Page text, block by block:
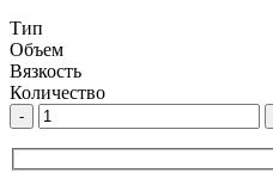
Тип
Объем
Вязкость
Количество
-